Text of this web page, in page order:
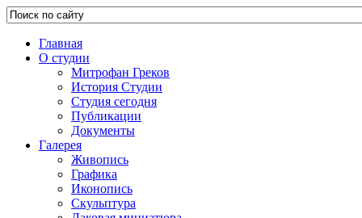
Главная
О студии
Митрофан Греков
История Студии
Студия сегодня
Публикации
Документы
Галерея
Живопись
Графика
Иконопись
Скульптура